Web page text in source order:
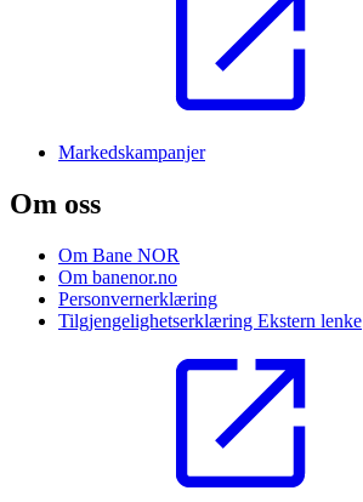
Markedskampanjer
Om oss
Om Bane NOR
Om banenor.no
Personvernerklæring
Tilgjengelighetserklæring Ekstern lenke